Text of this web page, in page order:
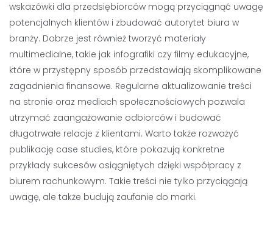
wskazówki dla przedsiębiorców mogą przyciągnąć uwagę
potencjalnych klientów i zbudować autorytet biura w
branży. Dobrze jest również tworzyć materiały
multimedialne, takie jak infografiki czy filmy edukacyjne,
które w przystępny sposób przedstawiają skomplikowane
zagadnienia finansowe. Regularne aktualizowanie treści
na stronie oraz mediach społecznościowych pozwala
utrzymać zaangażowanie odbiorców i budować
długotrwałe relacje z klientami. Warto także rozważyć
publikację case studies, które pokazują konkretne
przykłady sukcesów osiągniętych dzięki współpracy z
biurem rachunkowym. Takie treści nie tylko przyciągają
uwagę, ale także budują zaufanie do marki.